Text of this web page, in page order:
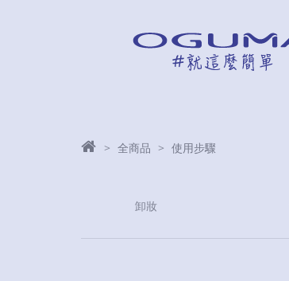
全商品 使用步驟
卸妝